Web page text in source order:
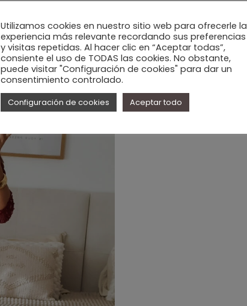
Utilizamos cookies en nuestro sitio web para ofrecerle la
experiencia más relevante recordando sus preferencias
y visitas repetidas. Al hacer clic en “Aceptar todas”,
consiente el uso de TODAS las cookies. No obstante,
puede visitar "Configuración de cookies" para dar un
consentimiento controlado.
Configuración de cookies Aceptar todo